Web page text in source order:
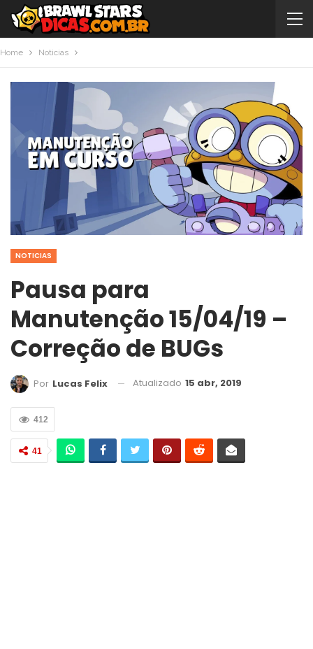
Home Noticias
NOTICIAS
Pausa para
Manutenção 15/04/19 –
Correção de BUGs
Por Lucas Felix Atualizado 15 abr, 2019
412
41